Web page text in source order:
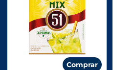
Comprar